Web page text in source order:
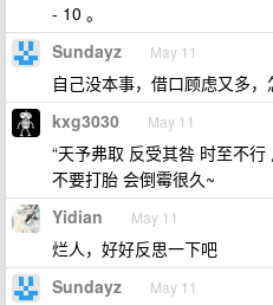
- 10 。
Sundayz May 11
自己没本事，借口顾虑又多，
kxg3030 May 11
“天予弗取 反受其咎 时至不
不要打胎 会倒霉很久~
Yidian May 11
烂人，好好反思一下吧
Sundayz May 11